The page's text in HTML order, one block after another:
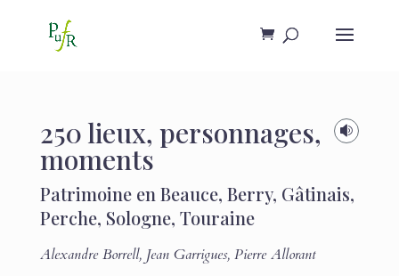

250 lieux, personnages,
moments
Patrimoine en Beauce, Berry, Gâtinais,
Perche, Sologne, Touraine
Alexandre Borrell, Jean Garrigues, Pierre Allorant